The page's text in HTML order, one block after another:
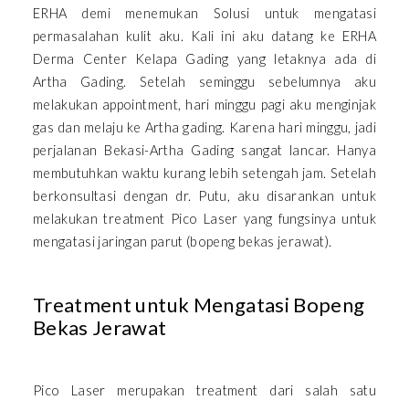
ERHA demi menemukan Solusi untuk mengatasi
permasalahan kulit aku. Kali ini aku datang ke ERHA
Derma Center Kelapa Gading yang letaknya ada di
Artha Gading. Setelah seminggu sebelumnya aku
melakukan appointment, hari minggu pagi aku menginjak
gas dan melaju ke Artha gading. Karena hari minggu, jadi
perjalanan Bekasi-Artha Gading sangat lancar. Hanya
membutuhkan waktu kurang lebih setengah jam. Setelah
berkonsultasi dengan dr. Putu, aku disarankan untuk
melakukan treatment Pico Laser yang fungsinya untuk
mengatasi jaringan parut (bopeng bekas jerawat).
Treatment untuk Mengatasi Bopeng
Bekas Jerawat
Pico Laser merupakan treatment dari salah satu